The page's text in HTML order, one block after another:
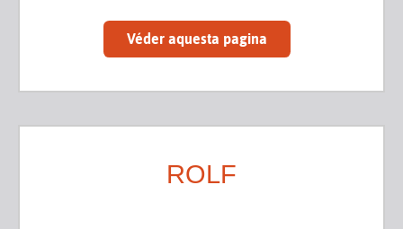
Véder aquesta pagina
ROLF